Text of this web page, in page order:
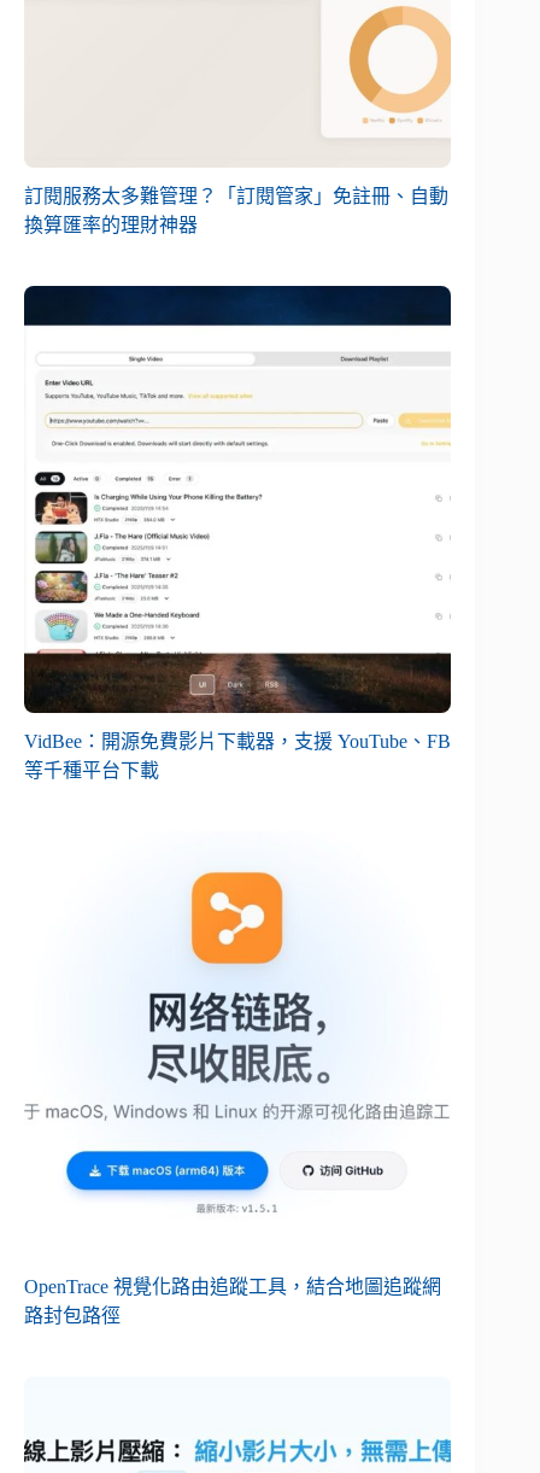
訂閱服務太多難管理？「訂閱管家」免註冊、自動
換算匯率的理財神器
VidBee：開源免費影片下載器，支援 YouTube、FB
等千種平台下載
OpenTrace 視覺化路由追蹤工具，結合地圖追蹤網
路封包路徑